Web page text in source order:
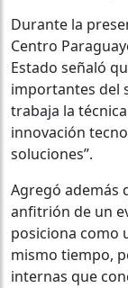
Durante la
Centro
Estado señaló
importantes del
trabaja la
innovación
soluciones”.
Agregó además
anfitrión de un
posiciona como
mismo tiempo,
internas que